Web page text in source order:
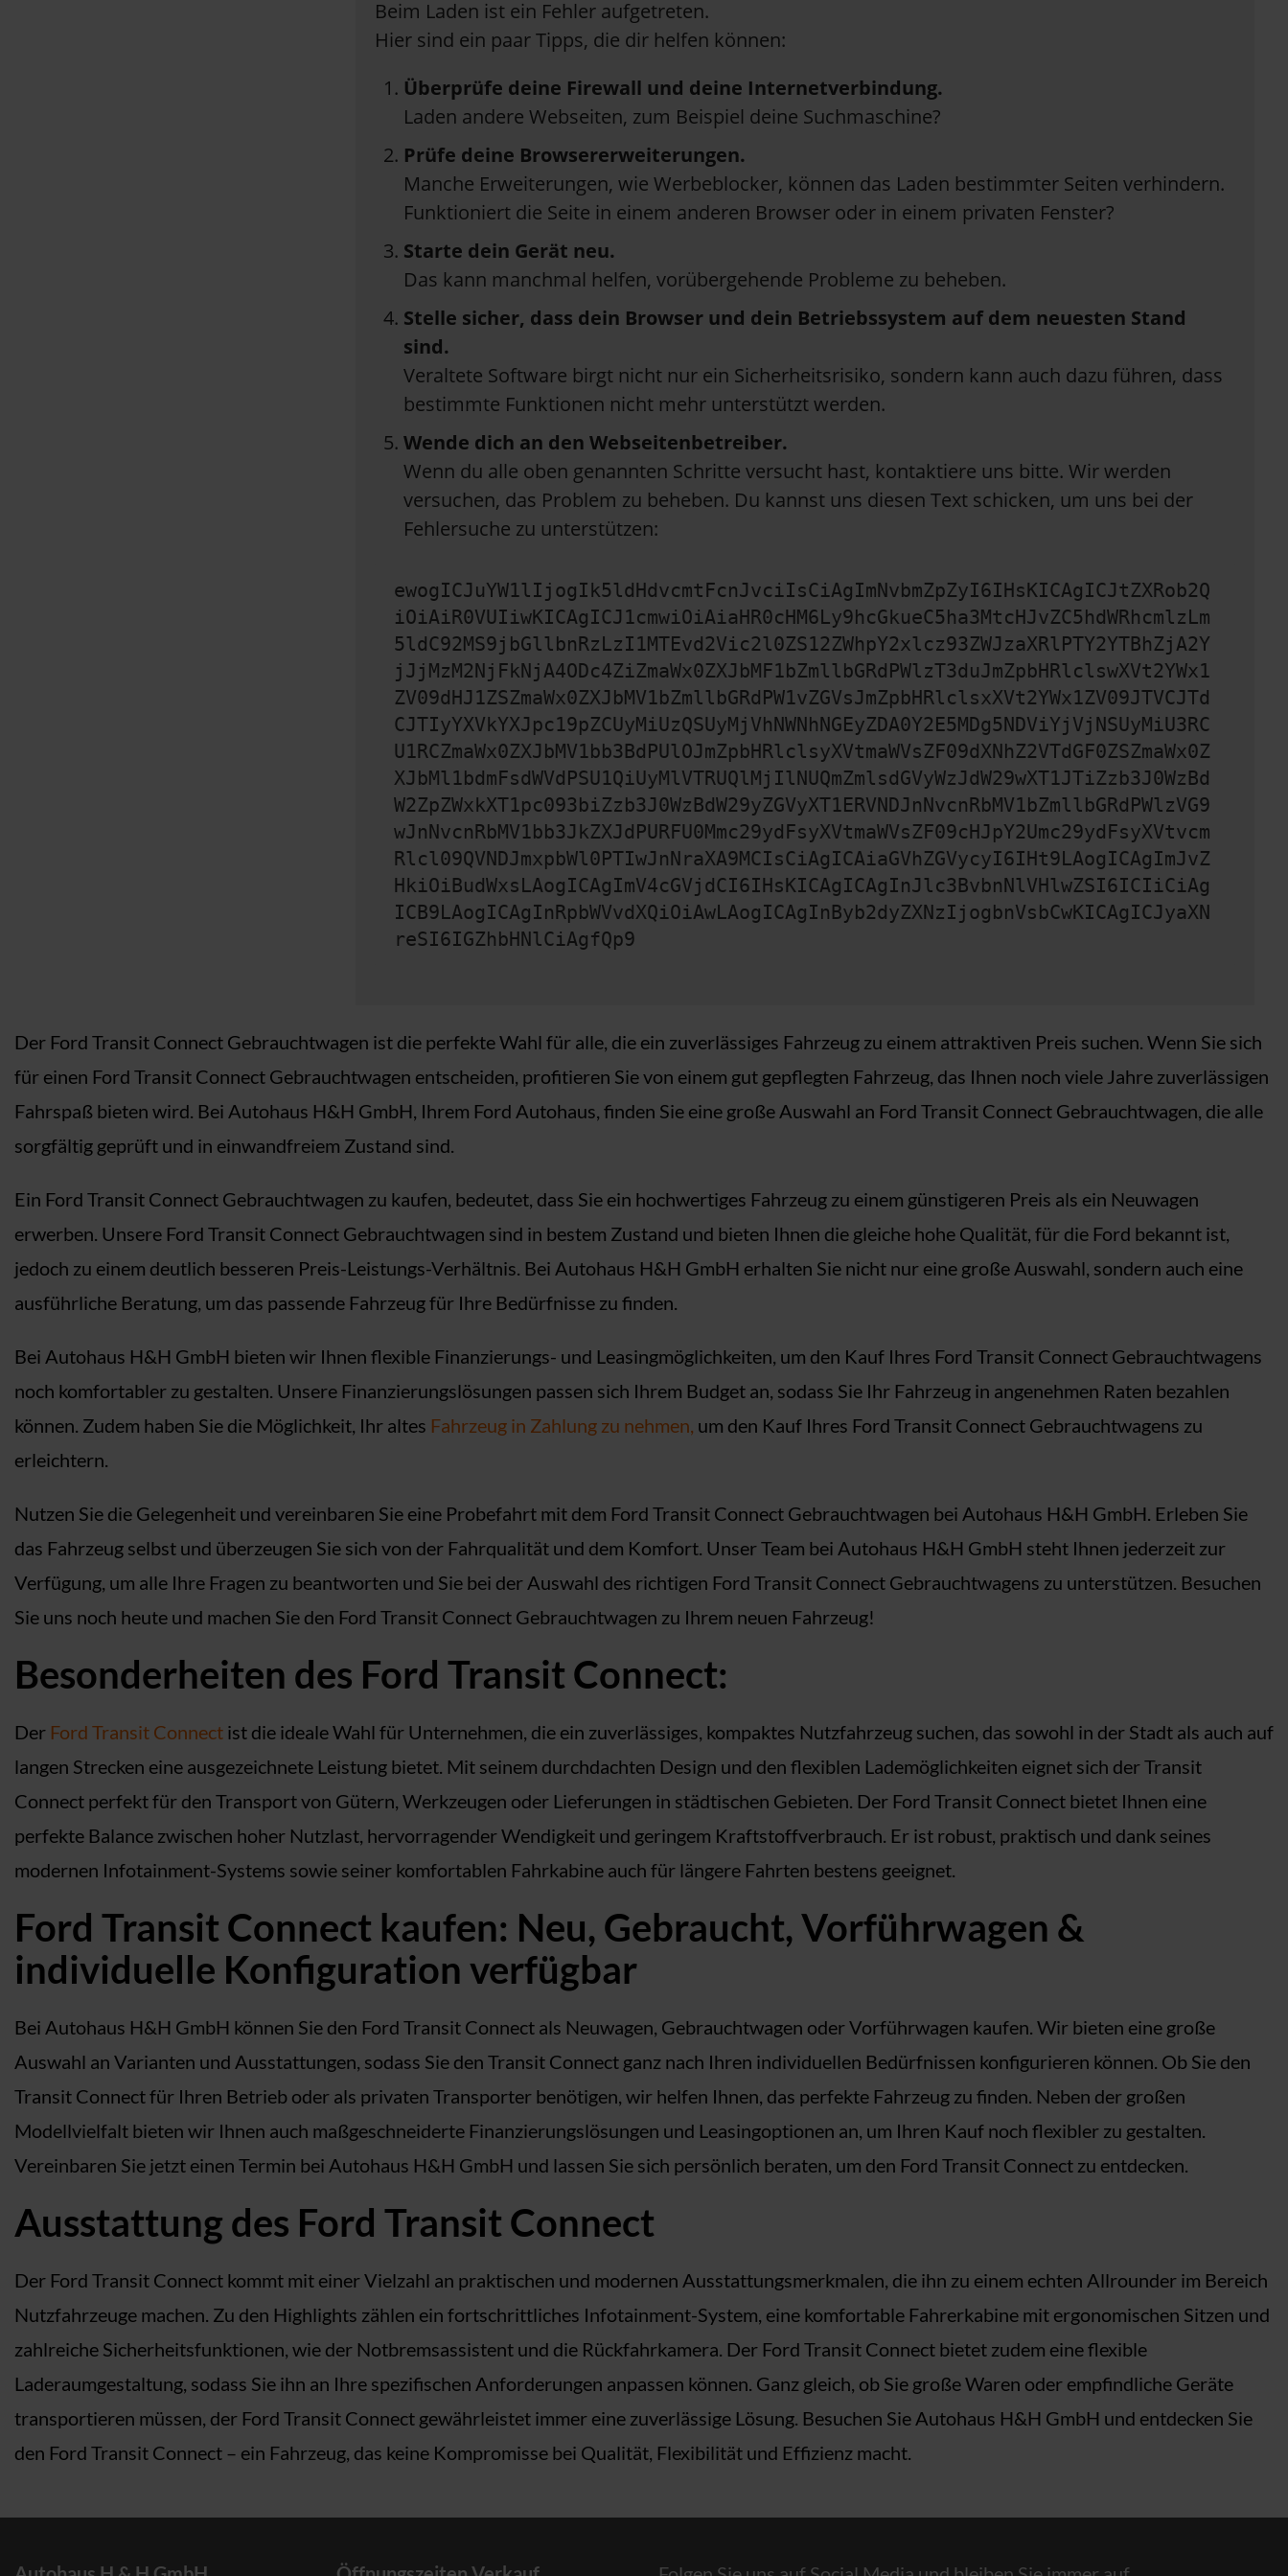
Beim Laden ist ein Fehler aufgetreten.
Hier sind ein paar Tipps, die dir helfen können:
Überprüfe deine Firewall und deine Internetverbindung.
Laden andere Webseiten, zum Beispiel deine Suchmaschine?
Prüfe deine Browsererweiterungen.
Manche Erweiterungen, wie Werbeblocker, können das Laden bestimmter Seiten verhindern.
Funktioniert die Seite in einem anderen Browser oder in einem privaten Fenster?
Starte dein Gerät neu.
Das kann manchmal helfen, vorübergehende Probleme zu beheben.
Stelle sicher, dass dein Browser und dein Betriebssystem auf dem neuesten Stand
sind.
Veraltete Software birgt nicht nur ein Sicherheitsrisiko, sondern kann auch dazu führen, dass
bestimmte Funktionen nicht mehr unterstützt werden.
Wende dich an den Webseitenbetreiber.
Wenn du alle oben genannten Schritte versucht hast, kontaktiere uns bitte. Wir werden
versuchen, das Problem zu beheben. Du kannst uns diesen Text schicken, um uns bei der
Fehlersuche zu unterstützen:
ewogICJuYW1lIjogIk5ldHdvcmtFcnJvciIsCiAgImNvbmZpZyI6IHsKICAgICJtZXRob2Q
iOiAiR0VUIiwKICAgICJ1cmwiOiAiaHR0cHM6Ly9hcGkueC5ha3MtcHJvZC5hdWRhcmlzLm
5ldC92MS9jbGllbnRzLzI1MTEvd2Vic2l0ZS12ZWhpY2xlcz93ZWJzaXRlPTY2YTBhZjA2Y
jJjMzM2NjFkNjA4ODc4ZiZmaWx0ZXJbMF1bZmllbGRdPWlzT3duJmZpbHRlclswXVt2YWx1
ZV09dHJ1ZSZmaWx0ZXJbMV1bZmllbGRdPW1vZGVsJmZpbHRlclsxXVt2YWx1ZV09JTVCJTd
CJTIyYXVkYXJpc19pZCUyMiUzQSUyMjVhNWNhNGEyZDA0Y2E5MDg5NDViYjVjNSUyMiU3RC
U1RCZmaWx0ZXJbMV1bb3BdPUlOJmZpbHRlclsyXVtmaWVsZF09dXNhZ2VTdGF0ZSZmaWx0Z
XJbMl1bdmFsdWVdPSU1QiUyMlVTRUQlMjIlNUQmZmlsdGVyWzJdW29wXT1JTiZzb3J0WzBd
W2ZpZWxkXT1pc093biZzb3J0WzBdW29yZGVyXT1ERVNDJnNvcnRbMV1bZmllbGRdPWlzVG9
wJnNvcnRbMV1bb3JkZXJdPURFU0Mmc29ydFsyXVtmaWVsZF09cHJpY2Umc29ydFsyXVtvcm
Rlcl09QVNDJmxpbWl0PTIwJnNraXA9MCIsCiAgICAiaGVhZGVycyI6IHt9LAogICAgImJvZ
HkiOiBudWxsLAogICAgImV4cGVjdCI6IHsKICAgICAgInJlc3BvbnNlVHlwZSI6ICIiCiAg
ICB9LAogICAgInRpbWVvdXQiOiAwLAogICAgInByb2dyZXNzIjogbnVsbCwKICAgICJyaXN
reSI6IGZhbHNlCiAgfQp9
Der Ford Transit Connect Gebrauchtwagen ist die perfekte Wahl für alle, die ein zuverlässiges Fahrzeug zu einem attraktiven Preis suchen. Wenn Sie sich
für einen Ford Transit Connect Gebrauchtwagen entscheiden, profitieren Sie von einem gut gepflegten Fahrzeug, das Ihnen noch viele Jahre zuverlässigen
Fahrspaß bieten wird. Bei Autohaus H&H GmbH, Ihrem Ford Autohaus, finden Sie eine große Auswahl an Ford Transit Connect Gebrauchtwagen, die alle
sorgfältig geprüft und in einwandfreiem Zustand sind.
Ein Ford Transit Connect Gebrauchtwagen zu kaufen, bedeutet, dass Sie ein hochwertiges Fahrzeug zu einem günstigeren Preis als ein Neuwagen
erwerben. Unsere Ford Transit Connect Gebrauchtwagen sind in bestem Zustand und bieten Ihnen die gleiche hohe Qualität, für die Ford bekannt ist,
jedoch zu einem deutlich besseren Preis-Leistungs-Verhältnis. Bei Autohaus H&H GmbH erhalten Sie nicht nur eine große Auswahl, sondern auch eine
ausführliche Beratung, um das passende Fahrzeug für Ihre Bedürfnisse zu finden.
Bei Autohaus H&H GmbH bieten wir Ihnen flexible Finanzierungs- und Leasingmöglichkeiten, um den Kauf Ihres Ford Transit Connect Gebrauchtwagens
noch komfortabler zu gestalten. Unsere Finanzierungslösungen passen sich Ihrem Budget an, sodass Sie Ihr Fahrzeug in angenehmen Raten bezahlen
können. Zudem haben Sie die Möglichkeit, Ihr altes Fahrzeug in Zahlung zu nehmen, um den Kauf Ihres Ford Transit Connect Gebrauchtwagens zu
erleichtern.
Nutzen Sie die Gelegenheit und vereinbaren Sie eine Probefahrt mit dem Ford Transit Connect Gebrauchtwagen bei Autohaus H&H GmbH. Erleben Sie
das Fahrzeug selbst und überzeugen Sie sich von der Fahrqualität und dem Komfort. Unser Team bei Autohaus H&H GmbH steht Ihnen jederzeit zur
Verfügung, um alle Ihre Fragen zu beantworten und Sie bei der Auswahl des richtigen Ford Transit Connect Gebrauchtwagens zu unterstützen. Besuchen
Sie uns noch heute und machen Sie den Ford Transit Connect Gebrauchtwagen zu Ihrem neuen Fahrzeug!
Besonderheiten des Ford Transit Connect:
Der Ford Transit Connect ist die ideale Wahl für Unternehmen, die ein zuverlässiges, kompaktes Nutzfahrzeug suchen, das sowohl in der Stadt als auch auf
langen Strecken eine ausgezeichnete Leistung bietet. Mit seinem durchdachten Design und den flexiblen Lademöglichkeiten eignet sich der Transit
Connect perfekt für den Transport von Gütern, Werkzeugen oder Lieferungen in städtischen Gebieten. Der Ford Transit Connect bietet Ihnen eine
perfekte Balance zwischen hoher Nutzlast, hervorragender Wendigkeit und geringem Kraftstoffverbrauch. Er ist robust, praktisch und dank seines
modernen Infotainment-Systems sowie seiner komfortablen Fahrkabine auch für längere Fahrten bestens geeignet.
Ford Transit Connect kaufen: Neu, Gebraucht, Vorführwagen &
individuelle Konfiguration verfügbar
Bei Autohaus H&H GmbH können Sie den Ford Transit Connect als Neuwagen, Gebrauchtwagen oder Vorführwagen kaufen. Wir bieten eine große
Auswahl an Varianten und Ausstattungen, sodass Sie den Transit Connect ganz nach Ihren individuellen Bedürfnissen konfigurieren können. Ob Sie den
Transit Connect für Ihren Betrieb oder als privaten Transporter benötigen, wir helfen Ihnen, das perfekte Fahrzeug zu finden. Neben der großen
Modellvielfalt bieten wir Ihnen auch maßgeschneiderte Finanzierungslösungen und Leasingoptionen an, um Ihren Kauf noch flexibler zu gestalten.
Vereinbaren Sie jetzt einen Termin bei Autohaus H&H GmbH und lassen Sie sich persönlich beraten, um den Ford Transit Connect zu entdecken.
Ausstattung des Ford Transit Connect
Der Ford Transit Connect kommt mit einer Vielzahl an praktischen und modernen Ausstattungsmerkmalen, die ihn zu einem echten Allrounder im Bereich
Nutzfahrzeuge machen. Zu den Highlights zählen ein fortschrittliches Infotainment-System, eine komfortable Fahrerkabine mit ergonomischen Sitzen und
zahlreiche Sicherheitsfunktionen, wie der Notbremsassistent und die Rückfahrkamera. Der Ford Transit Connect bietet zudem eine flexible
Laderaumgestaltung, sodass Sie ihn an Ihre spezifischen Anforderungen anpassen können. Ganz gleich, ob Sie große Waren oder empfindliche Geräte
transportieren müssen, der Ford Transit Connect gewährleistet immer eine zuverlässige Lösung. Besuchen Sie Autohaus H&H GmbH und entdecken Sie
den Ford Transit Connect – ein Fahrzeug, das keine Kompromisse bei Qualität, Flexibilität und Effizienz macht.